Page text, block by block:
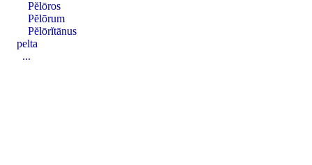
Pĕlōros
Pĕlōrum
Pĕlōrĭtānus
pelta
...